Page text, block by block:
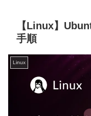
【Linux】
手順
Linux